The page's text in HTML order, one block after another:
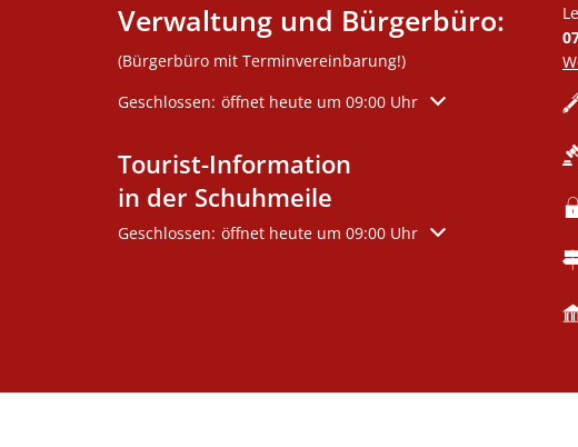
Verwaltung und Bürgerbüro:
(Bürgerbüro mit Terminvereinbarung!)
Klicken, um weitere Öffnungs- oder Schließzeiten
Geschlossen: öffnet heute um 09:00 Uhr
Tourist-Information
in der Schuhmeile
Klicken, um weitere Öffnungs- oder Schließzeiten
Geschlossen: öffnet heute um 09:00 Uhr